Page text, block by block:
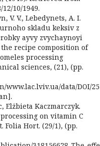
10/1949.
V. V., Lebedynets, A. I.
skladu keksiv z
ayvy zvychaynoyi
recipe composition of
processing
sciences, (21), (pp.
data/DOI/
Elżbieta Kaczmarczyk.
on vitamin C
Hort. (29/1), (pp.